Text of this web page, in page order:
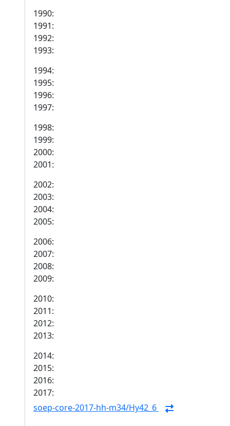
1990:
1991:
1992:
1993:
1994:
1995:
1996:
1997:
1998:
1999:
2000:
2001:
2002:
2003:
2004:
2005:
2006:
2007:
2008:
2009:
2010:
2011:
2012:
2013:
2014:
2015:
2016:
2017:
soep-core-2017-hh-m34/Hy42_6